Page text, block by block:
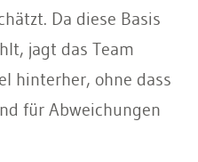
Da diese Basis
jagt das Team
hinterher, ohne dass
für Abweichungen